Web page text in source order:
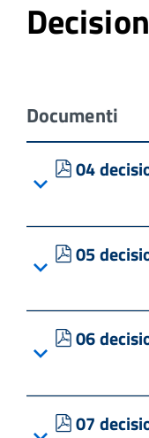
Documenti
pdf
04
pdf
05
pdf
06
pdf
07